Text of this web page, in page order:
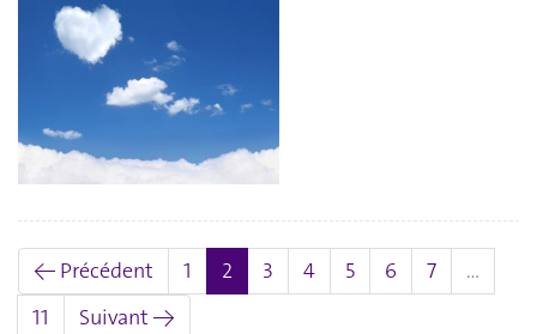
← Précédent 1 2 (actuel)
3 4 5 6 7
…
11
Suivant →